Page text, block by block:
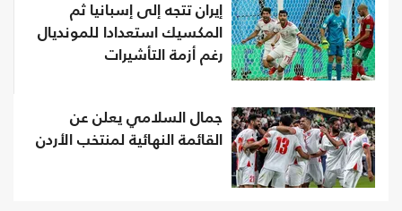
إيران تتجه إلى إسبانيا ثم
المكسيك استعدادا للمونديال
رغم أزمة التأشيرات
جمال السلامي يعلن عن
القائمة النهائية لمنتخب الأردن